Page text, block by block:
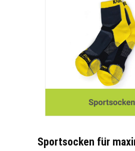
Sportsocken für